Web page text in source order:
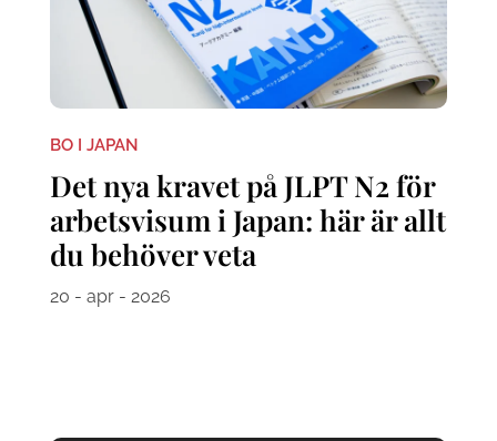
BO I JAPAN
Det nya kravet på JLPT N2 för
arbetsvisum i Japan: här är allt
du behöver veta
20 - apr - 2026